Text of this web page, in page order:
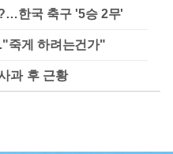
한국 축구 '5승 2무'
죽게 하려는건가"
과 후 근황